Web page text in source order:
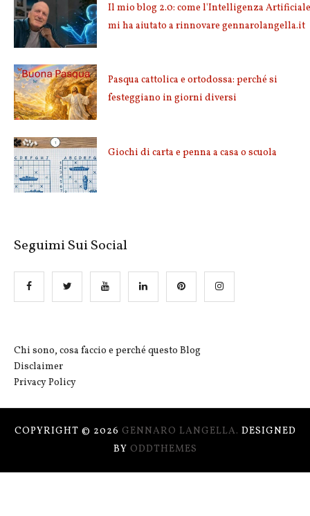
Il mio blog 2.0: come l'Intelligenza Artificiale
mi ha aiutato a rinnovare gennarolangella.it
Pasqua cattolica e ortodossa: perché si
festeggiano in giorni diversi
Giochi di carta e penna a casa o scuola
Seguimi Sui Social
Chi sono, cosa faccio e perché questo Blog
Disclaimer
Privacy Policy
COPYRIGHT © 2026 GENNARO LANGELLA. DESIGNED
BY ODDTHEMES